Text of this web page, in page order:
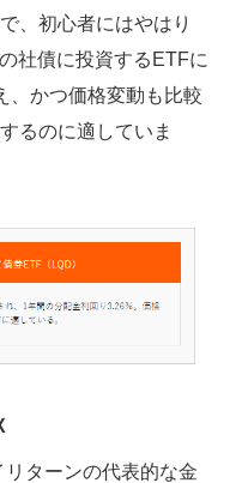
、初心者にはやはり
社債に投資するETFに
、かつ価格変動も比較
るのに適していま
ターンの代表的な金